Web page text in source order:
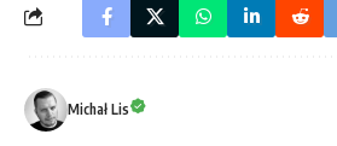
Michał Lis